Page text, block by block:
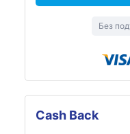
Без
Cash Back